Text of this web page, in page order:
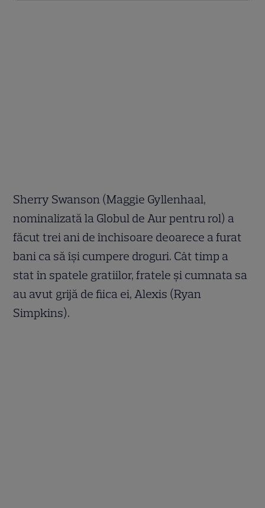
Sherry Swanson (Maggie Gyllenhaal,
nominalizată la Globul de Aur pentru rol) a
făcut trei ani de închisoare deoarece a furat
bani ca să îşi cumpere droguri. Cât timp a
stat în spatele gratiilor, fratele şi cumnata sa
au avut grijă de fiica ei, Alexis (Ryan
Simpkins).